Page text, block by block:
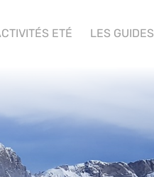
ETÉ LES GUIDES